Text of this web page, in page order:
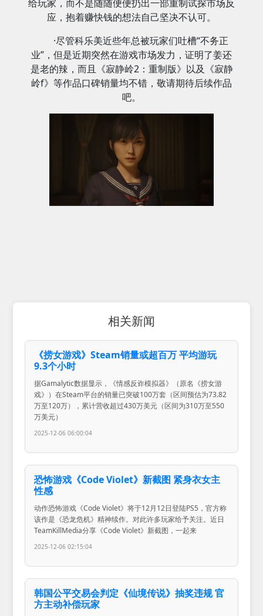
给玩家，而不是随随便便扔出一部重制试探市场反
应，抱着赚快钱的想法自己坚决不认可。
·尽管科乐美近些年总被玩家们吐槽“不务正
业”，但是近期突然在游戏市场发力，证明了姜还
是老的辣，而且《寂静岭2：重制版》以及《寂静
岭f》等作品口碑销量均不错，敬请期待后续作品
吧。
相关新闻
《捞女游戏》Steam销量或超百万 平均游玩
9.3个小时
据Gamalytic数据显示，《情感反诈模拟器》（原名《捞女游
戏》）在Steam平台的销量已突破100万套（区间预估为73.82
万至120万），累计营收超过430万美元（区间为310万至550
万美元）
2025-12-06 06:00:04
恐怖游戏《Code Violet》新截图 紧身衣女主
性感
动作恐怖游戏《Code Violet》将于12月12日登陆PS5，官方称
该作是《恐龙危机》精神续作。对此许多玩家给予关注。近日
TeamKillMedia分享《Code Violet》新截图，一起来
2025-12-06 02:15:04
韩国公平交易会判定《仙境传说》抽奖违规 官
方主动补偿玩家